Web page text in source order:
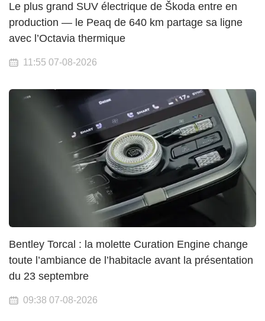
Le plus grand SUV électrique de Škoda entre en
production — le Peaq de 640 km partage sa ligne
avec l’Octavia thermique
11:55 07-08-2026
Bentley Torcal : la molette Curation Engine change
toute l’ambiance de l’habitacle avant la présentation
du 23 septembre
09:38 07-08-2026